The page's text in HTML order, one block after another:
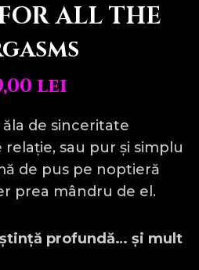
ALL THE
lei
de sinceritate
sau pur și simplu
de pus pe noptieră
prea mândru de el.
profundă… și mult